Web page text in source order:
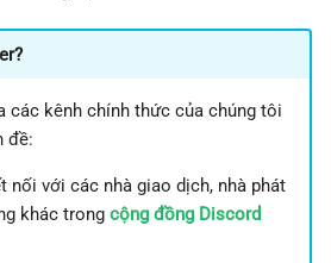
các kênh chính thức của chúng tôi
đề:
nối với các nhà giao dịch, nhà phát
khác trongcộng đồng Discord